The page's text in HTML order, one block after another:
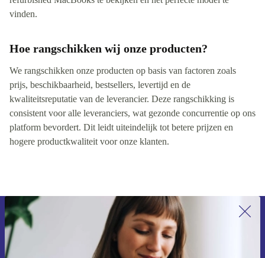
vinden.
Hoe rangschikken wij onze producten?
We rangschikken onze producten op basis van factoren zoals
prijs, beschikbaarheid, bestsellers, levertijd en de
kwaliteitsreputatie van de leverancier. Deze rangschikking is
consistent voor alle leveranciers, wat gezonde concurrentie op ons
platform bevordert. Dit leidt uiteindelijk tot betere prijzen en
hogere productkwaliteit voor onze klanten.
Meld je aan voor onze nieuwsbrief en
ontvang €15 korting!
Mis nooit meer een aanbieding.